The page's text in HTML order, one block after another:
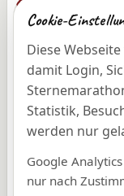
Das
© 2026 Roman
Entdecken
Shop
Galerie
Cookie-
Diese
damit Login,
Statistik,
werden nur
Google
nur nach